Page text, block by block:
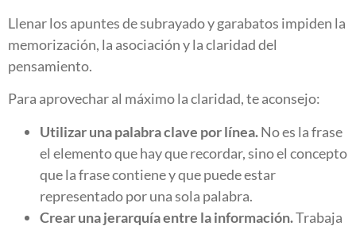
Llenar los apuntes de subrayado y garabatos impiden la
memorización, la asociación y la claridad del
pensamiento.
Para aprovechar al máximo la claridad, te aconsejo:
Utilizar una palabra clave por línea.No es la frase
el elemento que hay que recordar, sino el concepto
que la frase contiene y que puede estar
representado por una sola palabra.
Crear una jerarquía entre la información.Trabaja